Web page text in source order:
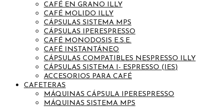
CAFÉ EN GRANO ILLY
CAFÉ MOLIDO ILLY
CÁPSULAS SISTEMA MPS
CÁPSULAS IPERESPRESSO
CAFÉ MONODOSIS E.S.E.
CAFÉ INSTANTÁNEO
CÁPSULAS COMPATIBLES NESPRESSO ILLY
CÁPSULAS SISTEMA I- ESPRESSO (IES)
ACCESORIOS PARA CAFÉ
CAFETERAS
MÁQUINAS CÁPSULA IPERESPRESSO
MÁQUINAS SISTEMA MPS